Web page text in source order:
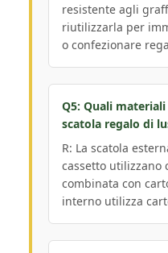
resistente agli
riutilizzarla per
o confezionare
Q5: Quali
scatola regalo di
R: La scatola
cassetto utilizzano
combinata con
interno utilizza